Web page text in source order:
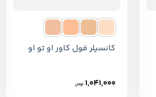
کانسیلر فول کاور او تو او
1,041,000 تومان